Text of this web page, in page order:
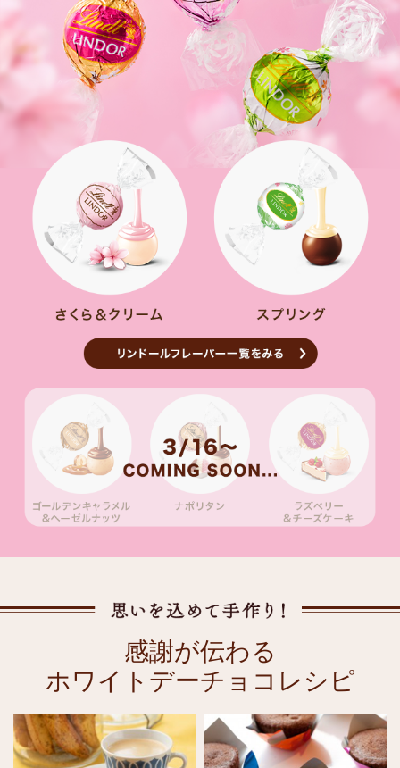
感謝が伝わる
ホワイトデーチョコレシピ